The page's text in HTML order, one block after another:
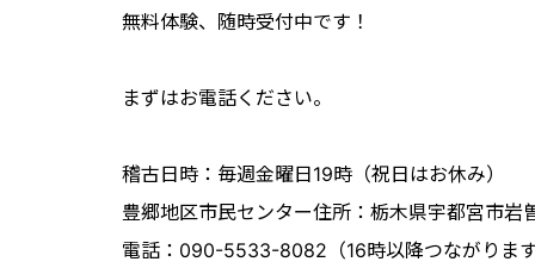
無料体験、随時受付中です！
まずはお電話ください。
稽古日時：毎週金曜日19時（祝日はお休み）
豊郷地区市民センター住所：栃木県宇都宮市岩
電話：090-5533-8082（16時以降つながりま